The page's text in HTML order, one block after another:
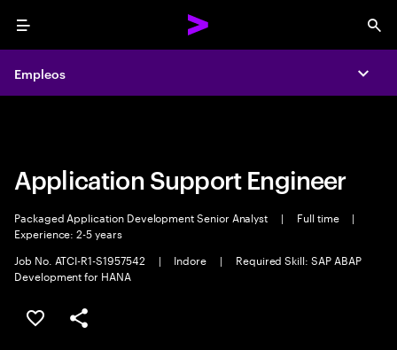
Menu
Empleos
Empleos
Application Support Engineer
Packaged Application Development Senior Analyst | Full time
|
Experience: 2-5 years
Job No. ATCI-R1-S1957542
| Indore |
Required Skill: SAP ABAP
Development for HANA
Guardar oferta
Compartir